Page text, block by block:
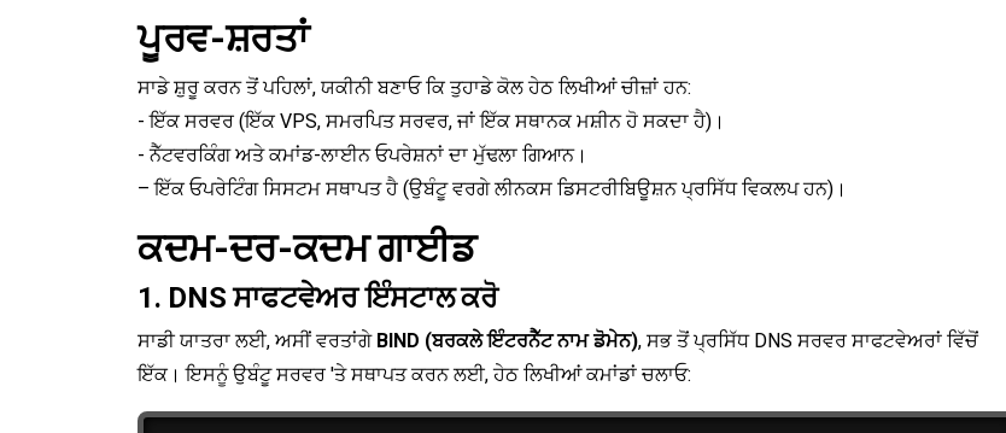
ਪੂਰਵ-ਸ਼ਰਤਾਂ
ਸਾਡੇ ਸ਼ੁਰੂ ਕਰਨ ਤੋਂ ਪਹਿਲਾਂ, ਯਕੀਨੀ ਬਣਾਓ ਕਿ ਤੁਹਾਡੇ ਕੋਲ ਹੇਠ ਲਿਖੀਆਂ ਚੀਜ਼ਾਂ ਹਨ:
- ਇੱਕ ਸਰਵਰ (ਇੱਕ VPS, ਸਮਰਪਿਤ ਸਰਵਰ, ਜਾਂ ਇੱਕ ਸਥਾਨਕ ਮਸ਼ੀਨ ਹੋ ਸਕਦਾ ਹੈ)।
- ਨੈੱਟਵਰਕਿੰਗ ਅਤੇ ਕਮਾਂਡ-ਲਾਈਨ ਓਪਰੇਸ਼ਨਾਂ ਦਾ ਮੁੱਢਲਾ ਗਿਆਨ।
– ਇੱਕ ਓਪਰੇਟਿੰਗ ਸਿਸਟਮ ਸਥਾਪਤ ਹੈ (ਉਬੰਟੂ ਵਰਗੇ ਲੀਨਕਸ ਡਿਸਟਰੀਬਿਊਸ਼ਨ ਪ੍ਰਸਿੱਧ ਵਿਕਲਪ ਹਨ)।
ਕਦਮ-ਦਰ-ਕਦਮ ਗਾਈਡ
1. DNS ਸਾਫਟਵੇਅਰ ਇੰਸਟਾਲ ਕਰੋ
ਸਾਡੀ ਯਾਤਰਾ ਲਈ, ਅਸੀਂ ਵਰਤਾਂਗੇ BIND (ਬਰਕਲੇ ਇੰਟਰਨੈੱਟ ਨਾਮ ਡੋਮੇਨ), ਸਭ ਤੋਂ ਪ੍ਰਸਿੱਧ DNS ਸਰਵਰ ਸਾਫਟਵੇਅਰਾਂ ਵਿੱਚੋਂ
ਇੱਕ। ਇਸਨੂੰ ਉਬੰਟੂ ਸਰਵਰ 'ਤੇ ਸਥਾਪਤ ਕਰਨ ਲਈ, ਹੇਠ ਲਿਖੀਆਂ ਕਮਾਂਡਾਂ ਚਲਾਓ: